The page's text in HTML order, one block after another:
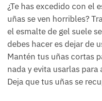
¿Te has excedido con el
uñas se ven horribles?
el esmalte de gel suele
debes hacer es dejar de
Mantén tus uñas cortas
nada y evita usarlas
Deja que tus uñas se